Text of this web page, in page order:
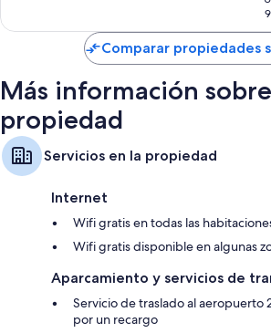
Televisiones LED de 32 pulgadas con
Calefacción y servicio de limpieza diario
Comparar propiedades
Más información
propiedad
Servicios en la propiedad
Internet
Wifi gratis en todas las
Wifi gratis disponible en algunas
Aparcamiento y servicios de
Servicio de traslado al aeropuerto
por un recargo